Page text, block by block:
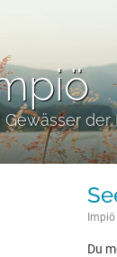
der
Du